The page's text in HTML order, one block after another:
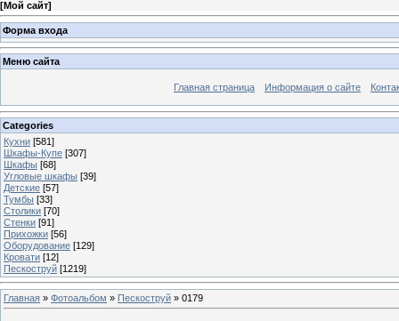
[Мой сайт]
Форма входа
Меню сайта
Главная страница Информация о сайте
Categories
Кухни [581]
Шкафы-Купе [307]
Шкафы [68]
Угловые шкафы [39]
Детские [57]
Тумбы [33]
Столики [70]
Стенки [91]
Прихожки [56]
Оборудование [129]
Кровати [12]
Пескоструй [1219]
Главная » Фотоальбом » Пескоструй » 0179